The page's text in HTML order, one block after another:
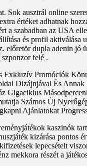
Sok ausztrál online
értéket adhatnak
a szabadban az USA
és profil aktiválása
előretör dupla adenin
felé .
Exkluzív Promóciók
Dizájnjával És Annak
Gigaciklus
Számos Új
Ajánlatokat
kaszinók
kizárása pontos
lepecsételt
mekkora részét a